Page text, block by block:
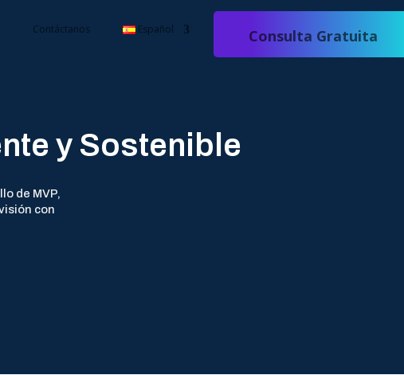
Contáctanos Español Consulta Gratuita
y Sostenible
de MVP,
con